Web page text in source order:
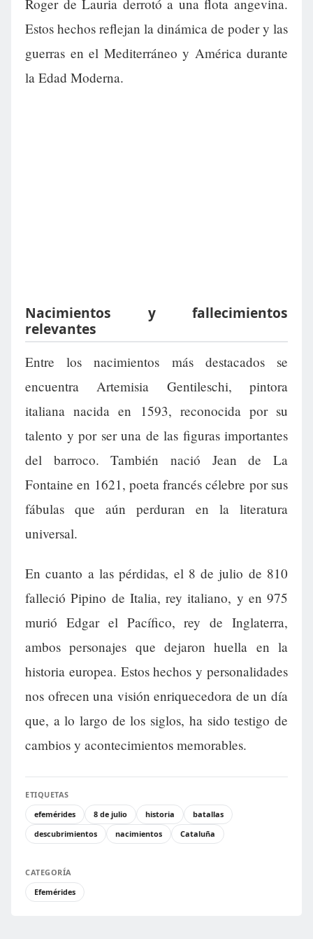
Roger de Lauria derrotó a una flota angevina.
Estos hechos reflejan la dinámica de poder y las
guerras en el Mediterráneo y América durante
la Edad Moderna.
Nacimientos y fallecimientos
relevantes
Entre los nacimientos más destacados se
encuentra Artemisia Gentileschi, pintora
italiana nacida en 1593, reconocida por su
talento y por ser una de las figuras importantes
del barroco. También nació Jean de La
Fontaine en 1621, poeta francés célebre por sus
fábulas que aún perduran en la literatura
universal.
En cuanto a las pérdidas, el 8 de julio de 810
falleció Pipino de Italia, rey italiano, y en 975
murió Edgar el Pacífico, rey de Inglaterra,
ambos personajes que dejaron huella en la
historia europea. Estos hechos y personalidades
nos ofrecen una visión enriquecedora de un día
que, a lo largo de los siglos, ha sido testigo de
cambios y acontecimientos memorables.
ETIQUETAS
efemérides
8 de julio historia
batallas
descubrimientos
nacimientos Cataluña
CATEGORÍA
Efemérides